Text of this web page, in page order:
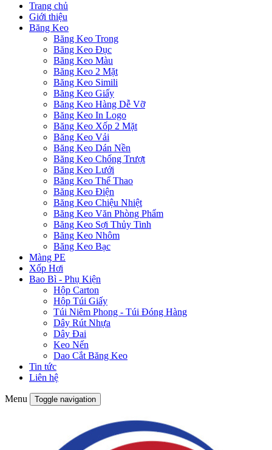
Trang chủ
Giới thiệu
Băng Keo
Băng Keo Trong
Băng Keo Đục
Băng Keo Màu
Băng Keo 2 Mặt
Băng Keo Simili
Băng Keo Giấy
Băng Keo Hàng Dễ Vỡ
Băng Keo In Logo
Băng Keo Xốp 2 Mặt
Băng Keo Vải
Băng Keo Dán Nền
Băng Keo Chống Trượt
Băng Keo Lưới
Băng Keo Thể Thao
Băng Keo Điện
Băng Keo Chiệu Nhiệt
Băng Keo Văn Phòng Phẩm
Băng Keo Sợi Thủy Tinh
Băng Keo Nhôm
Băng Keo Bạc
Màng PE
Xốp Hơi
Bao Bì - Phụ Kiện
Hộp Carton
Hộp Túi Giấy
Túi Niêm Phong - Túi Đóng Hàng
Dây Rút Nhựa
Dây Đai
Keo Nến
Dao Cắt Băng Keo
Tin tức
Liên hệ
Menu Toggle navigation